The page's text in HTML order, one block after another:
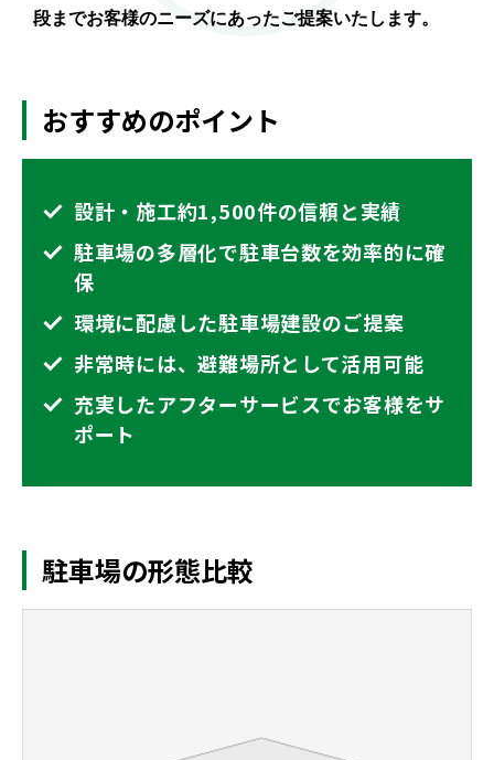
段までお客様のニーズにあったご提案いたします。
おすすめのポイント
設計・施工約1,500件の信頼と実績
駐車場の多層化で駐車台数を効率的に確
保
環境に配慮した駐車場建設のご提案
非常時には、避難場所として活用可能
充実したアフターサービスでお客様をサ
ポート
駐車場の形態比較